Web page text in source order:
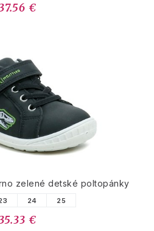
€
zelené detské poltopánky
24 25
€